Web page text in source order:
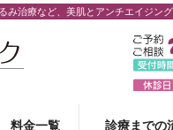
治療など、美肌とアンチエイジン
料金一覧 診療までの